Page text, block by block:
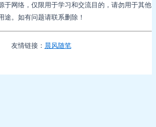
于网络，仅限用于学习和交流目的，请勿用于其他
途。如有问题请联系删除！
友情链接： 晨风随笔